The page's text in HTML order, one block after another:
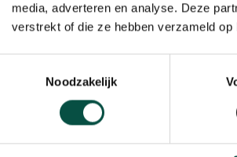
media, adverteren en analyse. Deze
verstrekt of die ze hebben verzameld
Noodzakelijk
Essentie begrijpen
‘Connectiviteit is hier key. Dat
zegtJohan Faes, directeur-
gebaande paden denken. KMWE
wat hier nodig is veel verder
door de keten heen. ‘Er zijn nog
kunnen laten’, zegtBen Hamers,